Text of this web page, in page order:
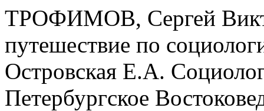
ТРОФИМОВ, Сергей
путешествие по
Островская Е.А.
Петербургское